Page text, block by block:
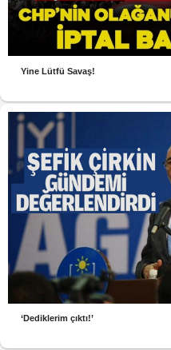
Yine Lütfü Savaş!
‘Dediklerim çıktı!’